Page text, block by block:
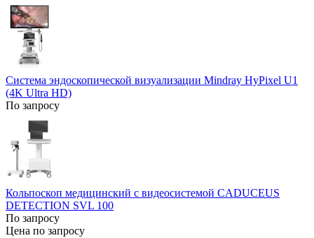
Система эндоскопической визуализации Mindray HyPixel U1
(4K Ultra HD)
По запросу
Кольпоскоп медицинский с видеосистемой CADUCEUS
DETECTION SVL 100
По запросу
Цена по запросу